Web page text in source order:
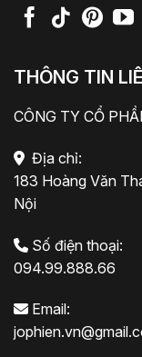
THÔNG TIN
CÔNG TY CỔ
Địa chỉ:
183 Hoàng Văn
Nội
Số điện thoại:
094.99.888.66
Email: